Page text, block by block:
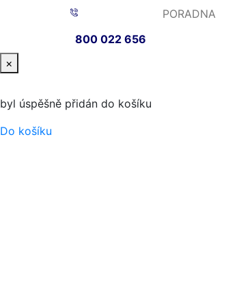
800 022 656
PORADNA
×
byl úspěšně přidán do košíku
Do košíku